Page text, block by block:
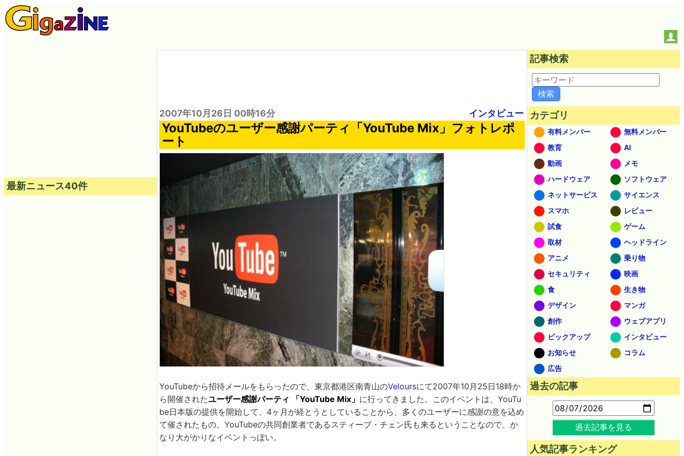
2007年10月26日 00時16分 インタビュー
YouTubeのユーザー感謝パーティ「YouTube Mix」フォトレポ
ート
YouTubeから招待メールをもらったので、東京都港区南青山のVeloursにて2007年10月25日18時か
ら開催されたユーザー感謝パーティ 「YouTube Mix」 に行ってきました。このイベントは、YouTu
be日本版の提供を開始して、4ヶ月が経とうとしていることから、多くのユーザーに感謝の意を込め
て催されたもの。YouTubeの共同創業者であるスティーブ・チェン氏も来るということなので、か
なり大がかりなイベントっぽい。
最新ニュース40件
記事検索
カテゴリ
有料メンバー
無料メンバー
教育
AI
動画
メモ
ハードウェア
ソフトウェア
ネットサービス
サイエンス
スマホ
レビュー
試食
ゲーム
取材
ヘッドライン
アニメ
乗り物
セキュリティ
映画
食
生き物
デザイン
マンガ
創作
ウェブアプリ
ピックアップ
インタビュー
お知らせ
コラム
広告
過去の記事
過去記事を見る
人気記事ランキング